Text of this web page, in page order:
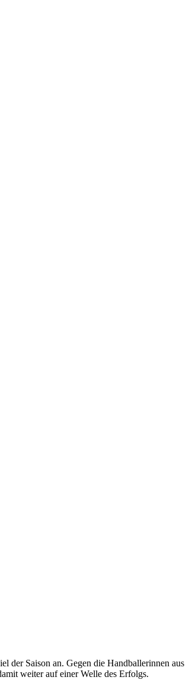
der Saison an. Gegen die Handballerinnen aus
weiter auf einer Welle des Erfolgs.